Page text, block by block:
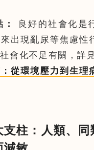
良好的社會化是
出現亂尿等焦慮性
會化不足有關，詳
從環境壓力到生理
柱：人類、同